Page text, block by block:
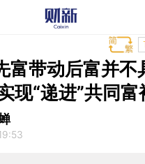
富带动后富并不
现“递进”共同富